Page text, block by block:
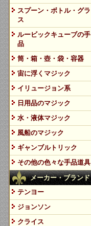
スプーン・ボトル・グラ
ス
ルービックキューブの手
品
筒・箱・壺・袋・容器
宙に浮くマジック
イリュージョン系
日用品のマジック
水・液体マジック
風船のマジック
ギャンブルトリック
その他の色々な手品道具
メーカー・ブランド
テンヨー
ジョンソン
クライス